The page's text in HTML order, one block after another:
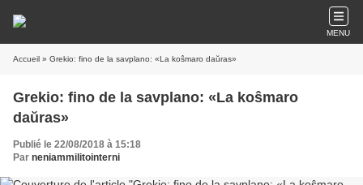
MENU
Accueil » Grekio: fino de la savplano: «La koŝmaro daŭras»
Grekio: fino de la savplano: «La koŝmaro
daŭras»
Publié le 22/08/2018 à 15:18
Par neniammilitointerni